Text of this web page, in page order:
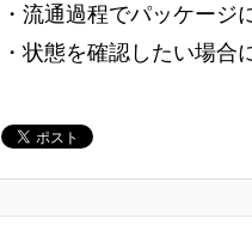
・流通過程でパッケージ
・状態を確認したい場合